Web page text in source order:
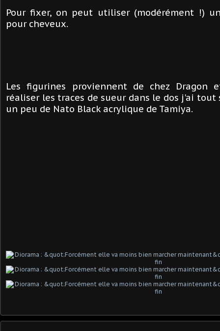
Pour fixer, on peut utiliser (modérément !)
pour cheveux.
Les figurines proviennent de chez Dragon
réaliser les traces de sueur dans le dos j'ai
un peu de Nato Black acrylique de Tamiya.